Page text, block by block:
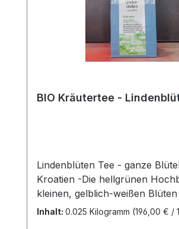
BIO Kräutertee -
Lindenblüten Tee - ganze
Kroatien -Die hellgrünen
kleinen, gelblich-weißen
Steinlinde. Feiner, lieblich
Inhalt: 0.025 Kilogramm (196,00 € /